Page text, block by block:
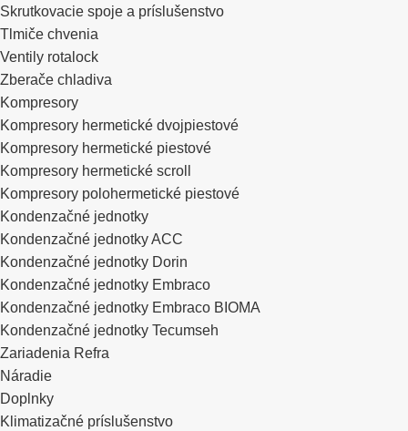
Skrutkovacie spoje a príslušenstvo
Tlmiče chvenia
Ventily rotalock
Zberače chladiva
Kompresory
Kompresory hermetické dvojpiestové
Kompresory hermetické piestové
Kompresory hermetické scroll
Kompresory polohermetické piestové
Kondenzačné jednotky
Kondenzačné jednotky ACC
Kondenzačné jednotky Dorin
Kondenzačné jednotky Embraco
Kondenzačné jednotky Embraco BIOMA
Kondenzačné jednotky Tecumseh
Zariadenia Refra
Náradie
Doplnky
Klimatizačné príslušenstvo